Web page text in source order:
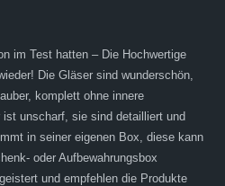
im Test hatten – Die Hochwertige
Die Gläser sind wunderschön,
komplett ohne innere
unscharf, sie sind detailliert und
in seiner eigenen Box, diese kann
oder Aufbewahrungsbox
und empfehlen die Produkte